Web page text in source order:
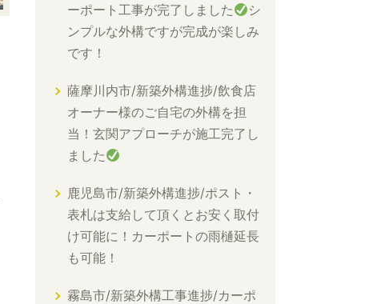
ーポート工事が完了しました
シ
ンプルな外構ですが完成が楽しみ
です！
薩摩川内市/新築外構進捗/飲食店
オーナー様のご自宅の外構を担
当！玄関アプローチが施工完了し
ました
鹿児島市/新築外構進捗/ポスト・
表札は支給して頂くとお安く取付
け可能に！カーポートの雨樋延長
も可能！
霧島市/新築外構工事進捗/カーポ